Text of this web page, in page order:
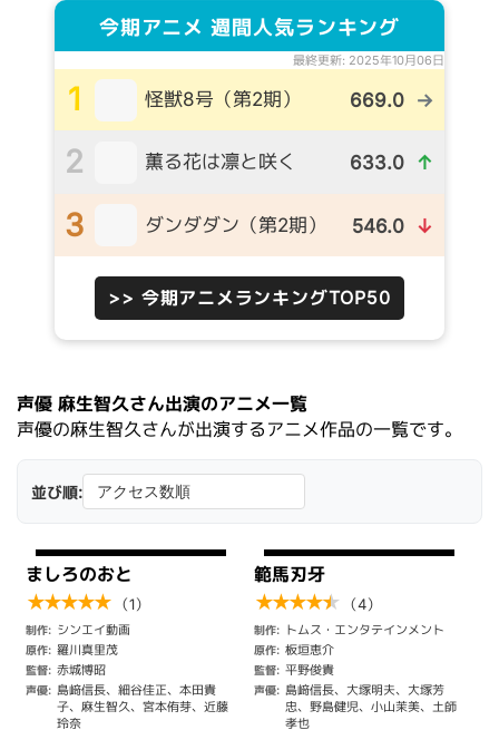
今期アニメ 週間人気ランキング
最終更新: 2025年10月06日
1 怪獣8号（第2期） 669.0 →
2 薫る花は凛と咲く 633.0 ↑
3 ダンダダン（第2期） 546.0 ↓
>> 今期アニメランキングTOP50
声優 麻生智久さん出演のアニメ一覧
声優の麻生智久さんが出演するアニメ作品の一覧です。
並び順:
ましろのおと
★★★★★ （1）
制作: シンエイ動画
原作: 羅川真里茂
監督: 赤城博昭
声優: 島﨑信長、細谷佳正、本田貴
子、麻生智久、宮本侑芽、近藤
玲奈
範馬刃牙
★★★★★ （4）
制作: トムス・エンタテインメント
原作: 板垣恵介
監督: 平野俊貴
声優: 島﨑信長、大塚明夫、大塚芳
忠、野島健児、小山茉美、土師
孝也